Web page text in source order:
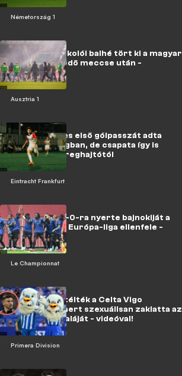
Németország 1
Ausztria 1
Brutális szurkolói balhé tört ki a magyar
válogatott védő meccse után -
videókkal!
Eintracht Frankfurt
VIDEÓ: Lisztes első gólpasszát adta
Németországban, de csapata így is
kikapott a sereghajtótól
Le Championnat
Mészárlás: 8-0-ra nyerte bajnokiját a
Ferencváros Európa-liga ellenfele -
VIDEÓ!
Primera Division
Nem vicc: elítélték a Celta Vigo
legendáját, mert szexuálisan zaklatta az
Espanyol kabaláját - videóval!